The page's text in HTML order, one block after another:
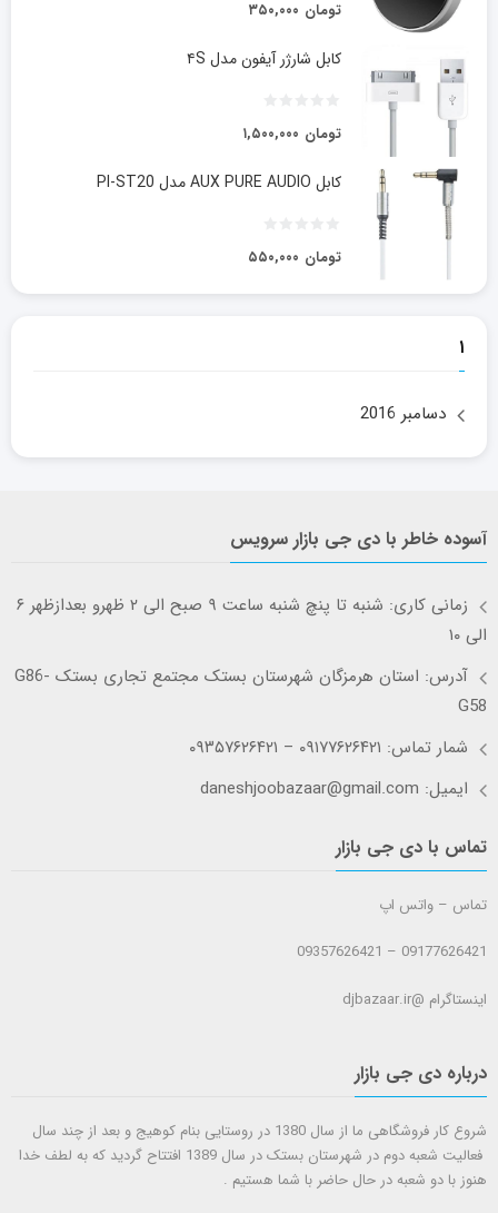
۳۵۰,۰۰۰ تومان
کابل شارژر آیفون مدل ۴S
۱,۵۰۰,۰۰۰ تومان
کابل AUX PURE AUDIO مدل PI-ST20
۵۵۰,۰۰۰ تومان
۱
دسامبر 2016
آسوده خاطر با دی جی بازار سرویس
زمانی کاری: شنبه تا پنچ شنبه ساعت ۹ صبح الی ۲ ظهرو بعدازظهر ۶
الی ۱۰
آدرس: استان هرمزگان شهرستان بستک مجتمع تجاری بستک G86-
G58
شمار تماس: ۰۹۱۷۷۶۲۶۴۲۱ – ۰۹۳۵۷۶۲۶۴۲۱
ایمیل: daneshjoobazaar@gmail.com
تماس با دی جی بازار
تماس – واتس اپ
09177626421 – 09357626421
اینستاگرام @djbazaar.ir
درباره دی جی بازار
شروع کار فروشگاهی ما از سال 1380 در روستایی بنام کوهیج و بعد از چند سال
فعالیت شعبه دوم در شهرستان بستک در سال 1389 افتتاح گردید که به لطف خدا
هنوز با دو شعبه در حال حاضر با شما هستيم .